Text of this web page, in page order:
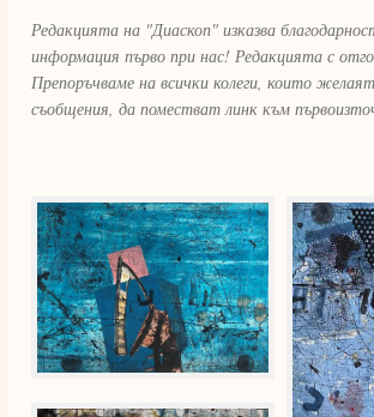
Редакцията на "Диаскоп" изказва
информация първо при нас! Редакцията с
Препоръчваме на всички колеги, които
съобщения, да поместват линк към